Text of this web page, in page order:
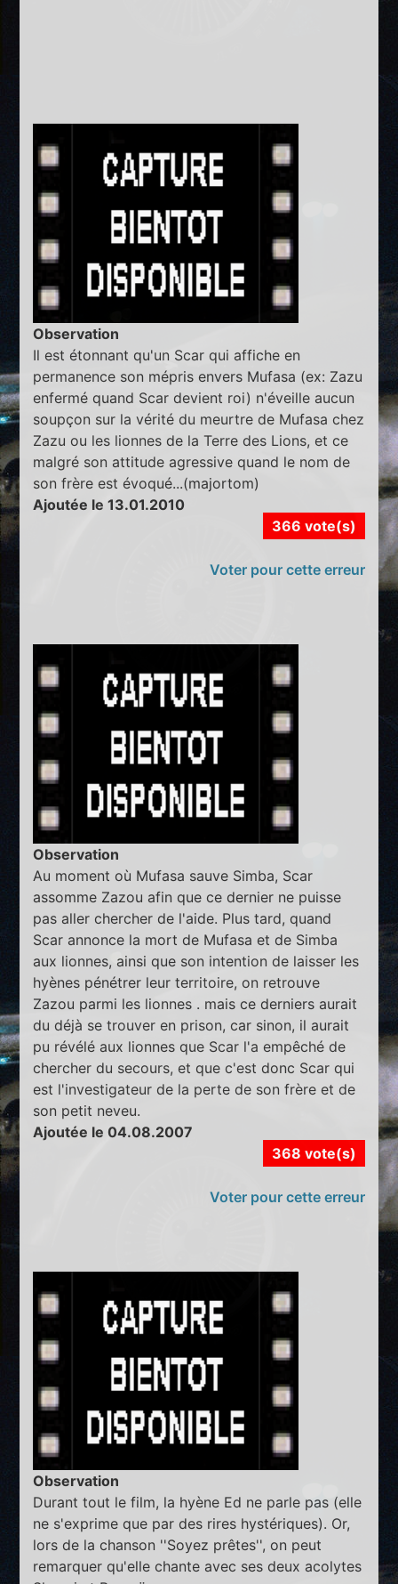
Observation
Il est étonnant qu'un Scar qui affiche en
permanence son mépris envers Mufasa (ex: Zazu
enfermé quand Scar devient roi) n'éveille aucun
soupçon sur la vérité du meurtre de Mufasa chez
Zazu ou les lionnes de la Terre des Lions, et ce
malgré son attitude agressive quand le nom de
son frère est évoqué...(majortom)
Ajoutée le 13.01.2010
366 vote(s)
Voter pour cette erreur
Observation
Au moment où Mufasa sauve Simba, Scar
assomme Zazou afin que ce dernier ne puisse
pas aller chercher de l'aide. Plus tard, quand
Scar annonce la mort de Mufasa et de Simba
aux lionnes, ainsi que son intention de laisser les
hyènes pénétrer leur territoire, on retrouve
Zazou parmi les lionnes . mais ce derniers aurait
du déjà se trouver en prison, car sinon, il aurait
pu révélé aux lionnes que Scar l'a empêché de
chercher du secours, et que c'est donc Scar qui
est l'investigateur de la perte de son frère et de
son petit neveu.
Ajoutée le 04.08.2007
368 vote(s)
Voter pour cette erreur
Observation
Durant tout le film, la hyène Ed ne parle pas (elle
ne s'exprime que par des rires hystériques). Or,
lors de la chanson ''Soyez prêtes'', on peut
remarquer qu'elle chante avec ses deux acolytes